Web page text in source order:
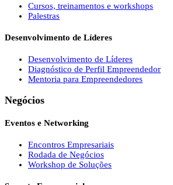
Cursos, treinamentos e workshops
Palestras
Desenvolvimento de Líderes
Desenvolvimento de Líderes
Diagnóstico de Perfil Empreendedor
Mentoria para Empreendedores
Negócios
Eventos e Networking
Encontros Empresariais
Rodada de Negócios
Workshop de Soluções